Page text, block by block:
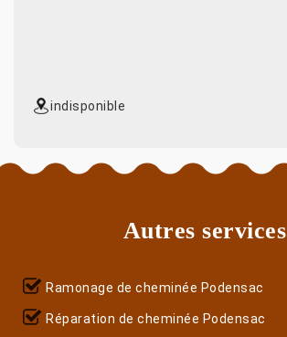
indisponible
Autres services
Ramonage de cheminée Podensac
Réparation de cheminée Podensac